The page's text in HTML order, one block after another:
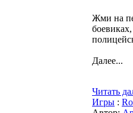
Жми на
Далее...
Читать
Игры :